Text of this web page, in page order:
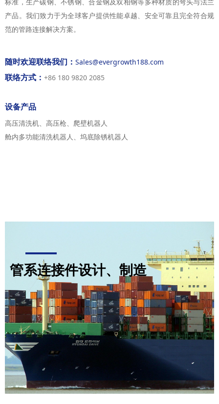
管系连接件设计、制造
产品。我们致力于为全球客户提供性能卓越、安全可靠且完全符合规
范的管路连接解决方案。
随时欢迎联络我们： Sales@evergrowth188.com
联络方式： +86 180 9820 2085
设备产品
高压清洗机、高压枪、爬壁机器人
舱内多功能清洗机器人、坞底除锈机器人